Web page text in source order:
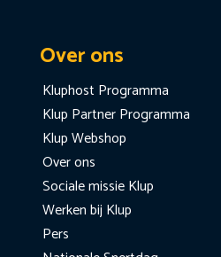
Over ons
Kluphost Programma
Klup Partner Programma
Klup Webshop
Over ons
Sociale missie Klup
Werken bij Klup
Pers